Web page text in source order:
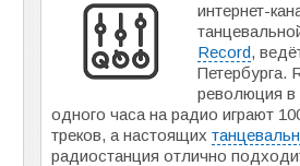
интернет-
Record,
Петербурга.
революция в
одного часа на радио играют
треков, а настоящих
радиостанция отлично